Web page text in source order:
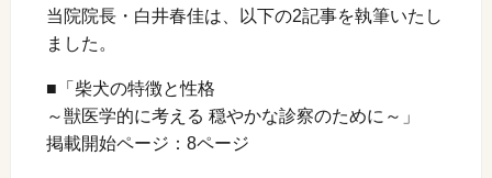
当院院長・白井春佳は、以下の2記事を執筆いたし
ました。
■「柴犬の特徴と性格
～獣医学的に考える 穏やかな診察のために～」
掲載開始ページ：8ページ